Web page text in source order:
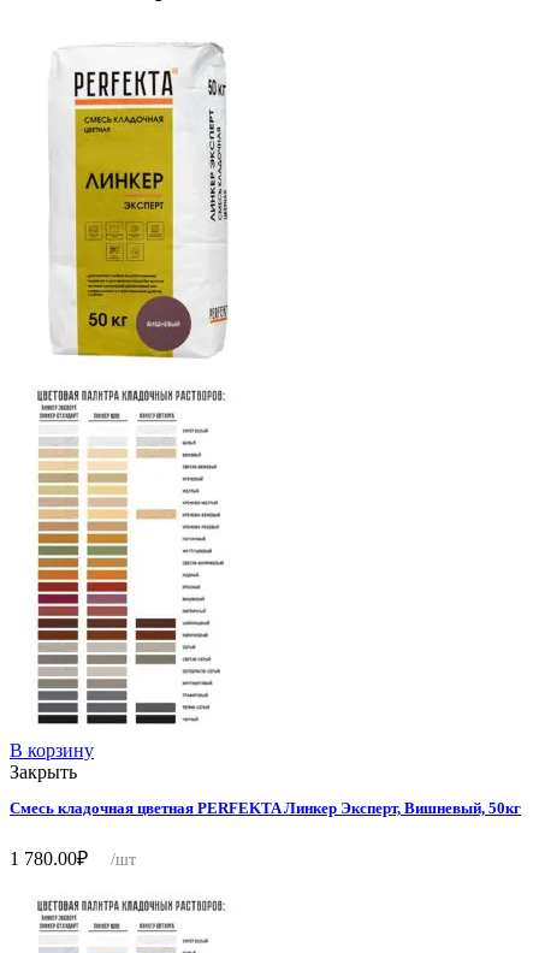
В корзину
Закрыть
Смесь кладочная цветная PERFEKTA Линкер Эксперт, Вишневый, 50кг
1 780.00₽ /шт